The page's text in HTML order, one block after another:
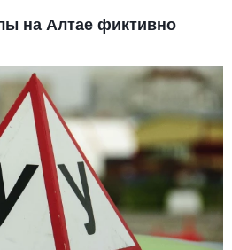
на Алтае фиктивно